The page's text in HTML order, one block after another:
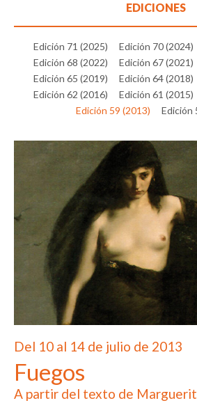
EDICIONES
Edición 71 (2025) Edición 70 (2024)
Edición 68 (2022)
Edición 67 (2021)
Edición 65 (2019)
Edición 64 (2018)
Edición 62 (2016)
Edición 61 (2015)
Edición 59 (2013)
Edición
Del 10 al 14 de julio de 2013
Fuegos
A partir del texto de